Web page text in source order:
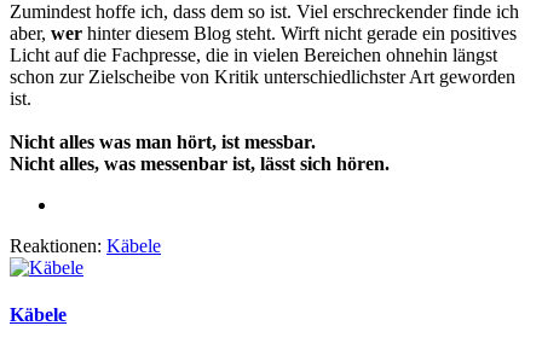
Zumindest hoffe ich, dass dem so ist. Viel erschreckender finde ich
aber, wer hinter diesem Blog steht. Wirft nicht gerade ein positives
Licht auf die Fachpresse, die in vielen Bereichen ohnehin längst
schon zur Zielscheibe von Kritik unterschiedlichster Art geworden
ist.
Nicht alles was man hört, ist messbar.
Nicht alles, was messenbar ist, lässt sich hören.
Reaktionen: Käbele
Käbele